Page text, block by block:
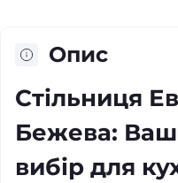
Опис
Стільниця
Бежева: Ваш
вибір для